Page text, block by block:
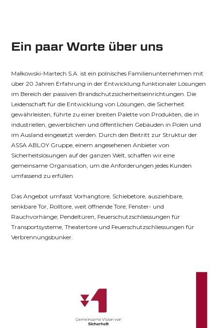
Ein paar Worte über uns
Małkowski-Martech S.A. ist ein polnisches Familienunternehmen mit
über 20 Jahren Erfahrung in der Entwicklung funktionaler Lösungen
im Bereich der passiven Brandschutzsicherheitseinrichtungen. Die
Leidenschaft für die Entwicklung von Lösungen, die Sicherheit
gewährleisten, führte zu einer breiten Palette von Produkten, die in
industriellen, gewerblichen und öffentlichen Gebäuden in Polen und
im Ausland eingesetzt werden. Durch den Beitritt zur Struktur der
ASSA ABLOY Gruppe, einem angesehenen Anbieter von
Sicherheitslösungen auf der ganzen Welt, schaffen wir eine
gemeinsame Organisation, um die Anforderungen jedes Kunden
umfassend zu erfüllen.
Das Angebot umfasst Vorhangtore, Schiebetore, ausziehbare,
senkbare Tor, Rolltore, weit öffnende Tore; Fenster- und
Rauchvorhänge; Pendeltüren, Feuerschutzschliessungen für
Transportsysteme, Theatertore und Feuerschutzschliessungen für
Verbrennungsbunker.